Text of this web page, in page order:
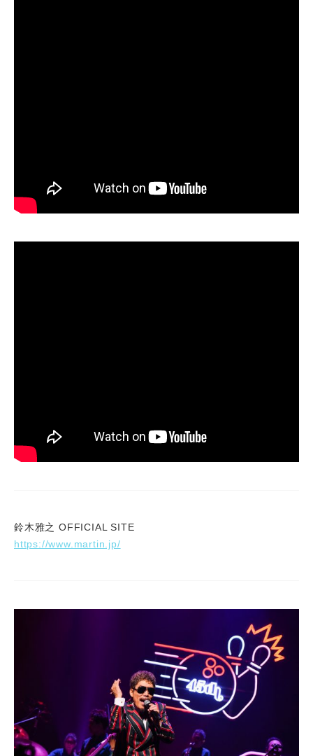
鈴木雅之 OFFICIAL SITE
https://www.martin.jp/